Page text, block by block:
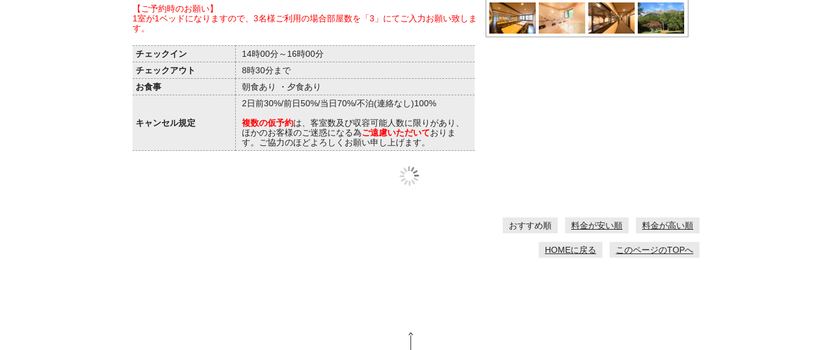
【ご予約時のお願い】
1室が1ベッドになりますので、3名様ご利用の場合部屋数を「3」にてご入力お願い致しま
す。
チェックイン
14時00分～16時00分
チェックアウト
8時30分まで
お食事
朝食あり ・夕食あり
キャンセル規定
2日前30%/前日50%/当日70%/不泊(連絡なし)100%
複数の仮予約は、客室数及び収容可能人数に限りがあり、
ほかのお客様のご迷惑になる為ご遠慮いただいておりま
す。ご協力のほどよろしくお願い申し上げます。
料金が高い順
料金が安い順
おすすめ順
このページのTOPへ
HOMEに戻る